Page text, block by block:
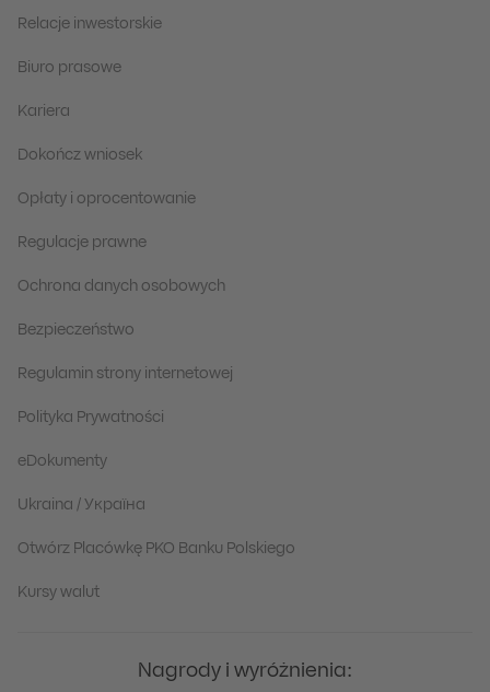
Relacje inwestorskie
Biuro prasowe
Kariera
Dokończ wniosek
Opłaty i oprocentowanie
Regulacje prawne
Ochrona danych osobowych
Bezpieczeństwo
Regulamin strony internetowej
Polityka Prywatności
eDokumenty
Ukraina / Україна
Otwórz Placówkę PKO Banku Polskiego
Kursy walut
Nagrody i wyróżnienia: